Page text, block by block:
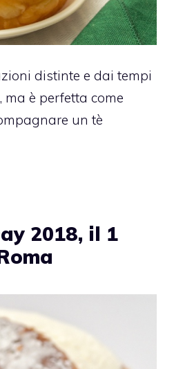
distinte e dai tempi
è perfetta come
un tè
2018, il 1